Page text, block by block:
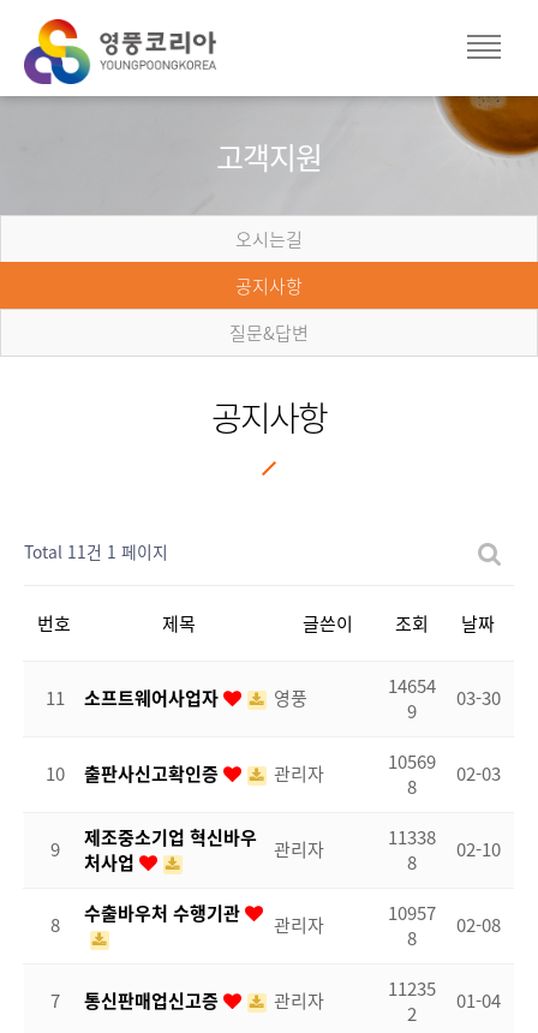
고객지원
오시는길
공지사항
질문&답변
공지사항
Total 11건 1 페이지
번호 제목 글쓴이 조회 날짜
11 소프트웨어사업자 영풍
14654
9
03-30
10 출판사신고확인증 관리자
10569
8
02-03
9
제조중소기업 혁신바우
처사업
관리자
11338
8
02-10
8 수출바우처 수행기관 관리자
10957
8
02-08
7 통신판매업신고증 관리자
11235
2
01-04